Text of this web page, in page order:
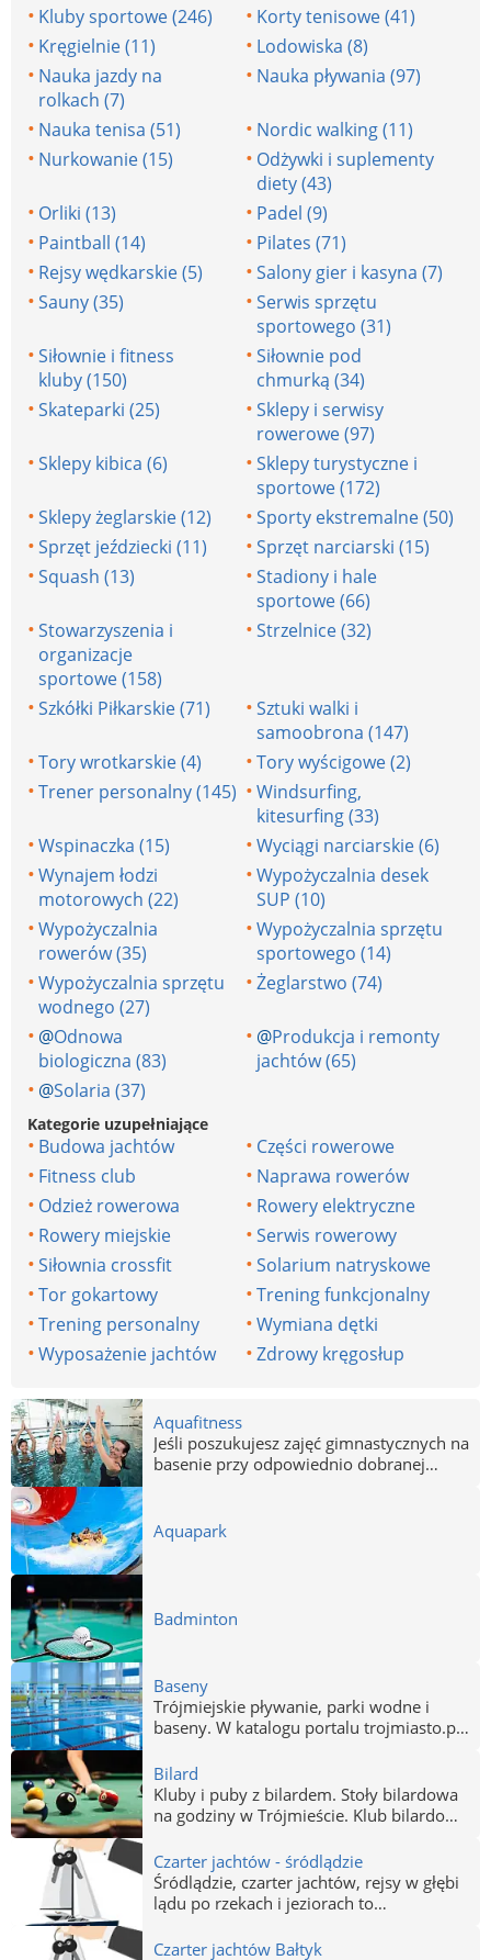
Kluby sportowe (246)
Korty tenisowe (41)
Kręgielnie (11)
Lodowiska (8)
Nauka jazdy na
rolkach (7)
Nauka pływania (97)
Nauka tenisa (51)
Nordic walking (11)
Nurkowanie (15)
Odżywki i suplementy
diety (43)
Orliki (13)
Padel (9)
Paintball (14)
Pilates (71)
Rejsy wędkarskie (5)
Salony gier i kasyna (7)
Sauny (35)
Serwis sprzętu
sportowego (31)
Siłownie i fitness
kluby (150)
Siłownie pod
chmurką (34)
Skateparki (25)
Sklepy i serwisy
rowerowe (97)
Sklepy kibica (6)
Sklepy turystyczne i
sportowe (172)
Sklepy żeglarskie (12)
Sporty ekstremalne (50)
Sprzęt jeździecki (11)
Sprzęt narciarski (15)
Squash (13)
Stadiony i hale
sportowe (66)
Stowarzyszenia i
organizacje
sportowe (158)
Strzelnice (32)
Szkółki Piłkarskie (71)
Sztuki walki i
samoobrona (147)
Tory wrotkarskie (4)
Tory wyścigowe (2)
Trener personalny (145)
Windsurfing,
kitesurfing (33)
Wspinaczka (15)
Wyciągi narciarskie (6)
Wynajem łodzi
motorowych (22)
Wypożyczalnia desek
SUP (10)
Wypożyczalnia
rowerów (35)
Wypożyczalnia sprzętu
sportowego (14)
Wypożyczalnia sprzętu
wodnego (27)
Żeglarstwo (74)
@Odnowa
biologiczna (83)
@Produkcja i remonty
jachtów (65)
@Solaria (37)
Kategorie uzupełniające
Budowa jachtów
Części rowerowe
Fitness club
Naprawa rowerów
Odzież rowerowa
Rowery elektryczne
Rowery miejskie
Serwis rowerowy
Siłownia crossfit
Solarium natryskowe
Tor gokartowy
Trening funkcjonalny
Trening personalny
Wymiana dętki
Wyposażenie jachtów
Zdrowy kręgosłup
Aquafitness
Jeśli poszukujesz zajęć gimnastycznych na
basenie przy odpowiednio dobranej
miejsu. W tej kategorii znajdziesz firmy,
które oferują zajęcia umożliwiające
Aquapark
Badminton
Baseny
Trójmiejskie pływanie, parki wodne i
baseny. W katalogu portalu trojmiasto.pl
Sopocie. Basen, pływalnia Gdańsk,
Gdynia, Sopot - Baseny Trójmiasto.
Bilard
Kluby i puby z bilardem. Stoły bilardowa
na godziny w Trójmieście. Klub bilardowy
Czarter jachtów - śródlądzie
Śródlądzie, czarter jachtów, rejsy w głębi
lądu po rzekach i jeziorach to
okolicznościowych i integracyjnych.
Czarter jachtów Bałtyk